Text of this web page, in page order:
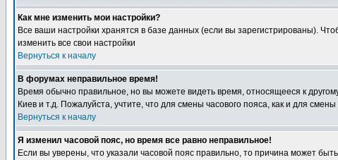
Как мне изменить мои настройки?
Все ваши настройки хранятся в базе данных (если вы зарегистрированы).
изменить все свои настройки
Вернуться к началу
В форумах неправильное время!
Время обычно правильное, но вы можете видеть время, относящееся к
Киев и т.д. Пожалуйста, учтите, что для смены часового пояса, как и для
Вернуться к началу
Я изменил часовой пояс, но время все равно неправильное!
Если вы уверены, что указали часовой пояс правильно, то причина может